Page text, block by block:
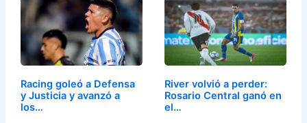
Racing goleó a Defensa
y Justicia y avanzó a
los…
River volvió a perder:
Rosario Central ganó en
el…